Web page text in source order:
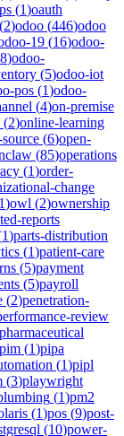
(1)oauth
2)odoo (446)odoo
19 (16)odoo-
8)odoo-
(5)odoo-iot
pos (1)odoo-
(4)on-premise
(2)online-learning
(6)open-
(85)operations
(1)order-
change
1)owl (2)ownership
reports
1)parts-distribution
(1)patient-care
(5)payment
(5)payroll
(2)penetration-
review
pharmaceutical
pim (1)pipa
(1)pipl
(3)playwright
(1)pm2
(1)pos (9)post-
(10)power-